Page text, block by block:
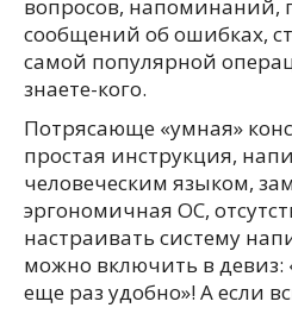
вопросов, напоминаний,
сообщений об ошибках,
самой популярной
знаете-кого.
Потрясающе «умная»
простая инструкция,
человеческим языком,
эргономичная ОС,
настраивать систему
можно включить в девиз:
еще раз удобно»! А если